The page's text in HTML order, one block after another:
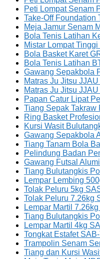
Peti Lompat Senam
Take-Off Foundation
Meja Jamur Senam
Bola Tenis Latihan
Mistar Lompat Tinggi
Bola Basket Karet
Bola Tenis Latihan
Gawang Sepakbola
Matras Ju Jitsu
Matras Ju Jitsu
Papan Catur Lipat
Tiang Sepak Takraw
Ring Basket
Kursi Wasit
Gawang Sepakbola
Tiang Tanam Bola
Pelindung Badan
Gawang Futsal
Tiang Bulutangkis
Lempar Lembing
Tolak Peluru 5kg
Tolak Peluru 7.26kg
Lempar Martil
Tiang Bulutangkis
Lempar Martil 4kg
Tongkat Estafet
Trampolin Senam
Tiang dan Kursi